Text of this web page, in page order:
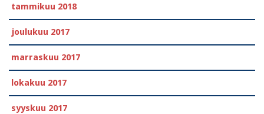
tammikuu 2018
joulukuu 2017
marraskuu 2017
lokakuu 2017
syyskuu 2017